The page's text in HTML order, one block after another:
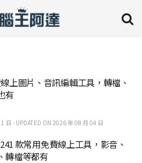
上圖片、音訊編輯工具，轉檔、
有
日 - UPDATED ON 2026 年 08 月 04 日
款常用免費線上工具，影音、
轉檔等都有